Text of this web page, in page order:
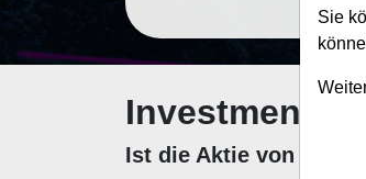
Investment-
Ist die Aktie von
Sie